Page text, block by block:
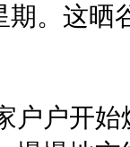
。这晒
户户开